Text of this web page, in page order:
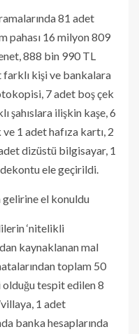
81 adet
pahası 16 milyon 809
888 bin 990 TL
farklı kişi ve bankalara
7 adet boş çek
şahıslara ilişkin kaşe, 6
1 adet hafıza kartı, 2
dizüstü bilgisayar, 1
ele geçirildi.
gelirine el konuldu
‘nitelikli
kaynaklanan mal
toplam 50
tespit edilen 8
1 adet
banka hesaplarında